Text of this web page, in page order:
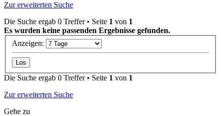
Zur erweiterten Suche
Die Suche ergab 0 Treffer • Seite 1 von 1
Es wurden keine passenden Ergebnisse gefunden.
Anzeigen:
Die Suche ergab 0 Treffer • Seite 1 von 1
Zur erweiterten Suche
Gehe zu